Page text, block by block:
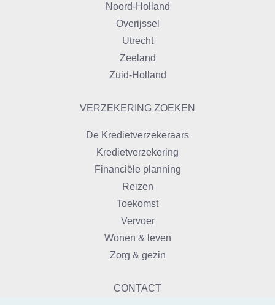
Noord-Holland
Overijssel
Utrecht
Zeeland
Zuid-Holland
VERZEKERING ZOEKEN
De Kredietverzekeraars
Kredietverzekering
Financiële planning
Reizen
Toekomst
Vervoer
Wonen & leven
Zorg & gezin
CONTACT